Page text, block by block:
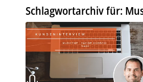
Schlagwortarchiv für: